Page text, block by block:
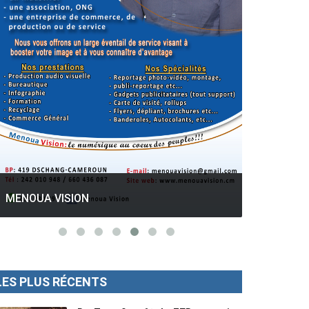
GESPROS formation : La rentrée
académique ce 10 Octobre 2022.
PLUS RÉCENTS